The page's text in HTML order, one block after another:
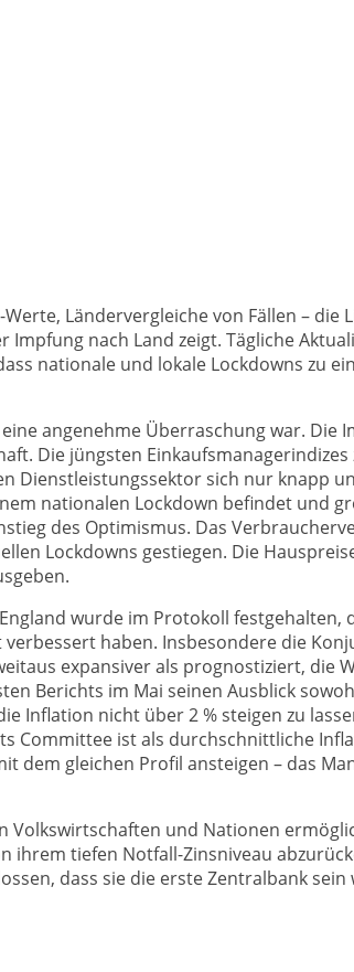
Ländervergleiche von Fällen – die
nach Land zeigt. Tägliche
nationale und lokale Lockdowns zu
angenehme Überraschung war. Die
Die jüngsten Einkaufsmanagerindizes
Dienstleistungssektor sich nur knapp
nationalen Lockdown befindet und
des Optimismus. Das
Lockdowns gestiegen. Die
wurde im Protokoll festgehalten,
haben. Insbesondere die
expansiver als prognostiziert, die
Berichts im Mai seinen Ausblick
Inflation nicht über 2 % steigen zu
Committee ist als durchschnittliche
gleichen Profil ansteigen – das
Volkswirtschaften und Nationen
ihrem tiefen Notfall-Zinsniveau
dass sie die erste Zentralbank sein